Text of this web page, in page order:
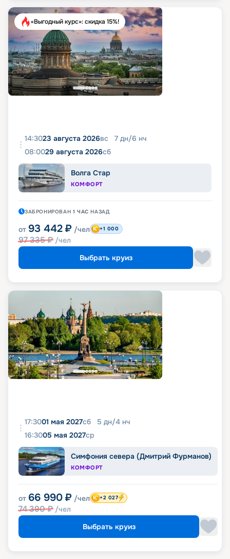
«Выгодный курс»: скидка 15%!
14:3023 августа 2026вс 7 дн/6 нч
08:0029 августа 2026сб
Волга Стар
КОМФОРТ
ЗАБРОНИРОВАН 1 ЧАС НАЗАД
от 93 442 ₽ /чел
97 335₽ /чел
+1 000
Выбрать круиз
17:3001 мая 2027сб 5 дн/4 нч
16:3005 мая 2027ср
Симфония севера (Дмитрий Фурманов)
КОМФОРТ
от 66 990 ₽ /чел
74 390₽ /чел
+2 027
Выбрать круиз